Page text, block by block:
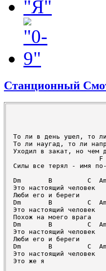
Станционный
То ли в день ушел, то
То ли наугад, то ли
Уходил в закат, но чем
Силы все терял - имя
Dm       B         C
Это настоящий человек
Люби его и береги
Dm       B         C
Это настоящий человек
Похож на моего врага
Dm       B         C
Это настоящий человек
Люби его и береги
Dm       B         C
Это настоящий человек
Это же я